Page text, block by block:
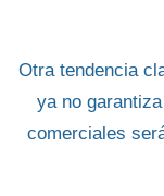
Otra tendencia
ya no
comerciales